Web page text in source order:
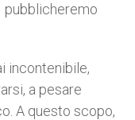
pubblicheremo
incontenibile,
a pesare
A questo scopo,